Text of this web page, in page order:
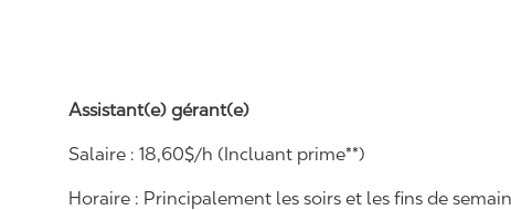
Assistant(e) gérant(e)
Salaire : 18,60$/h (Incluant prime**)
Horaire : Principalement les soirs et les fins de